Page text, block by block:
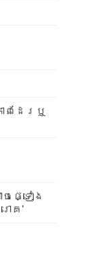
ាពដែរឬ
ចផ្ទៀង
ោគ'